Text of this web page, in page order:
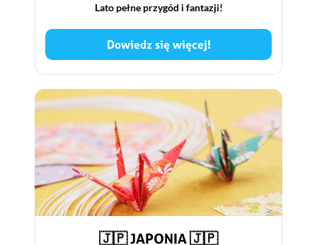
Lato pełne przygód i fantazji!
Dowiedz się więcej!
🇯🇵 JAPONIA 🇯🇵